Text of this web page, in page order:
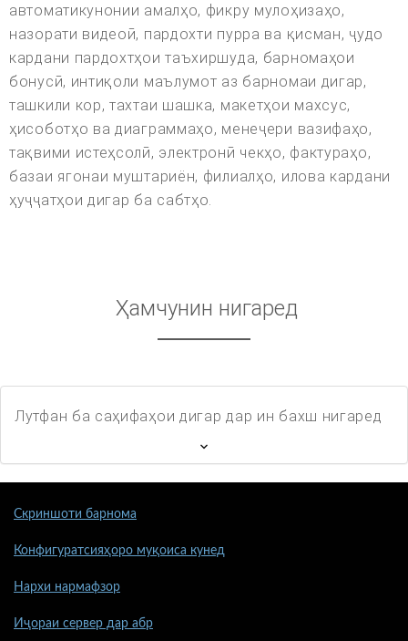
автоматикунонии амалҳо, фикру мулоҳизаҳо,
назорати видеоӣ, пардохти пурра ва қисман, ҷудо
кардани пардохтҳои таъхиршуда, барномаҳои
бонусӣ, интиқоли маълумот аз барномаи дигар,
ташкили кор, тахтаи шашка, макетҳои махсус,
ҳисоботҳо ва диаграммаҳо, менеҷери вазифаҳо,
тақвими истеҳсолӣ, электронӣ чекҳо, фактураҳо,
базаи ягонаи муштариён, филиалҳо, илова кардани
ҳуҷҷатҳои дигар ба сабтҳо.
Ҳамчунин нигаред
Лутфан ба саҳифаҳои дигар дар ин бахш нигаред
Скриншоти барнома
Конфигуратсияҳоро муқоиса кунед
Нархи нармафзор
Иҷораи сервер дар абр